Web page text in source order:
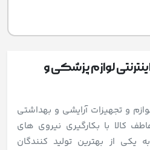
لوازم پزشکی و
و تجهیزات آرایشی و بهداشتی
کالا با بکارگیری نیروی های
یکی از بهترین تولید کنندگان